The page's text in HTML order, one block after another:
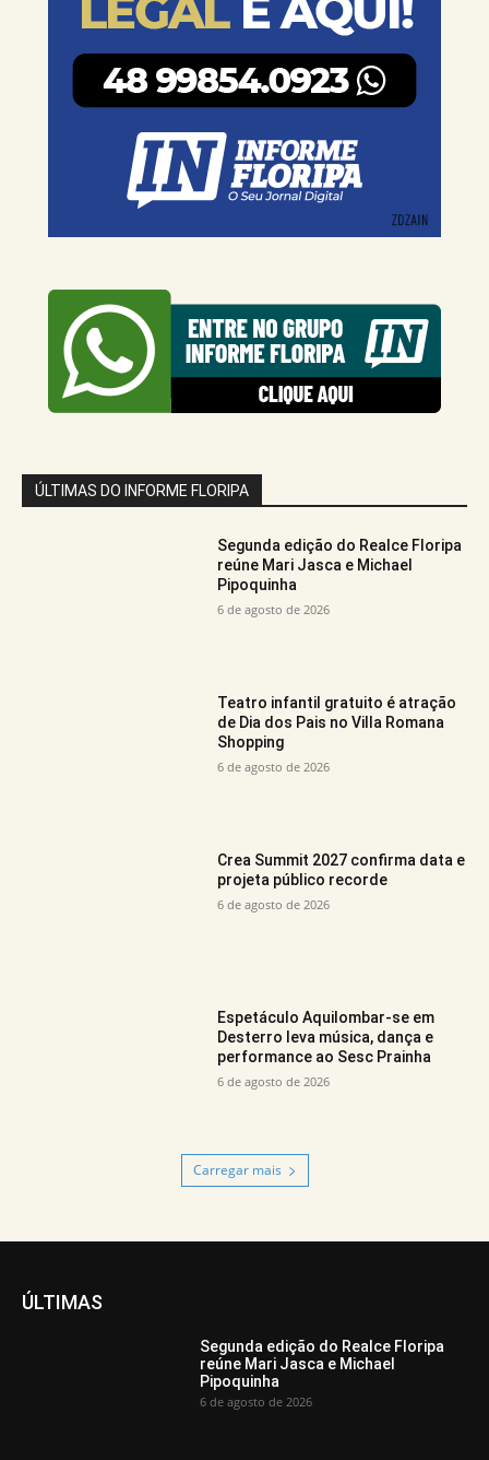
ÚLTIMAS DO INFORME FLORIPA
Segunda edição do Realce Floripa
reúne Mari Jasca e Michael
Pipoquinha
6 de agosto de 2026
Teatro infantil gratuito é atração
de Dia dos Pais no Villa Romana
Shopping
6 de agosto de 2026
Crea Summit 2027 confirma data e
projeta público recorde
6 de agosto de 2026
Espetáculo Aquilombar-se em
Desterro leva música, dança e
performance ao Sesc Prainha
6 de agosto de 2026
Carregar mais
ÚLTIMAS
Segunda edição do Realce Floripa
reúne Mari Jasca e Michael
Pipoquinha
6 de agosto de 2026